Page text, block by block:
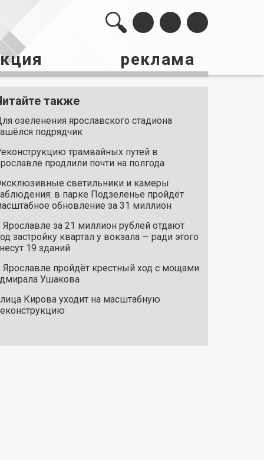
реклама
также
озеленения ярославского стадиона
подрядчик
трамвайных путей в
продлили почти на полгода
светильники и камеры
в парке Подзеленье пройдёт
обновление за 31 миллион
Ярославле за 21 миллион рублей отдают
застройку квартал у вокзала — ради этого
19 зданий
Ярославле пройдёт крестный ход с мощами
Ушакова
Кирова уходит на масштабную